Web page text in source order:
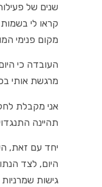
שנים של
קראו לי
מקום פנימי
העובדה כי
מרגשת אותי
אני מקבלת
תהיינה
יחד עם זאת,
היום, לצד
גישות